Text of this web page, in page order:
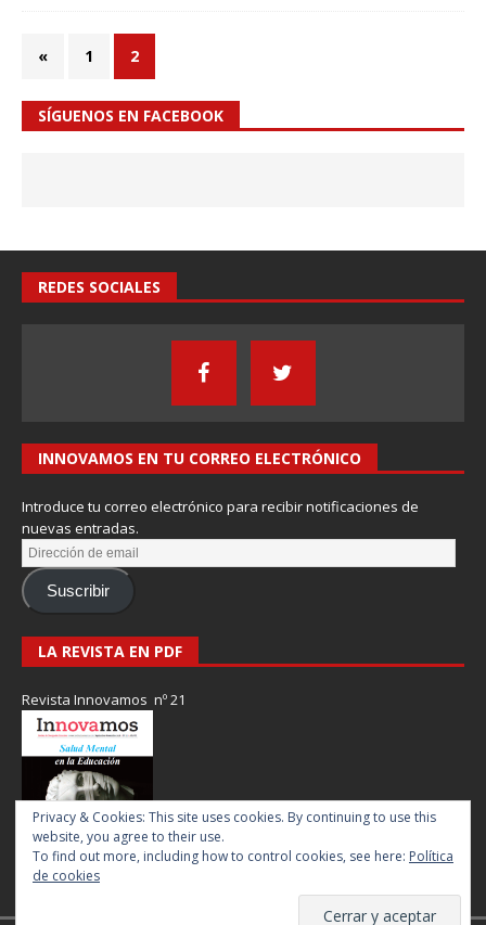
« 1 2
SÍGUENOS EN FACEBOOK
REDES SOCIALES
INNOVAMOS EN TU CORREO ELECTRÓNICO
Introduce tu correo electrónico para recibir notificaciones de
nuevas entradas.
Suscribir
LA REVISTA EN PDF
Revista Innovamos nº 21
Privacy & Cookies: This site uses cookies. By continuing to use this
website, you agree to their use.
To find out more, including how to control cookies, see here: Política
de cookies